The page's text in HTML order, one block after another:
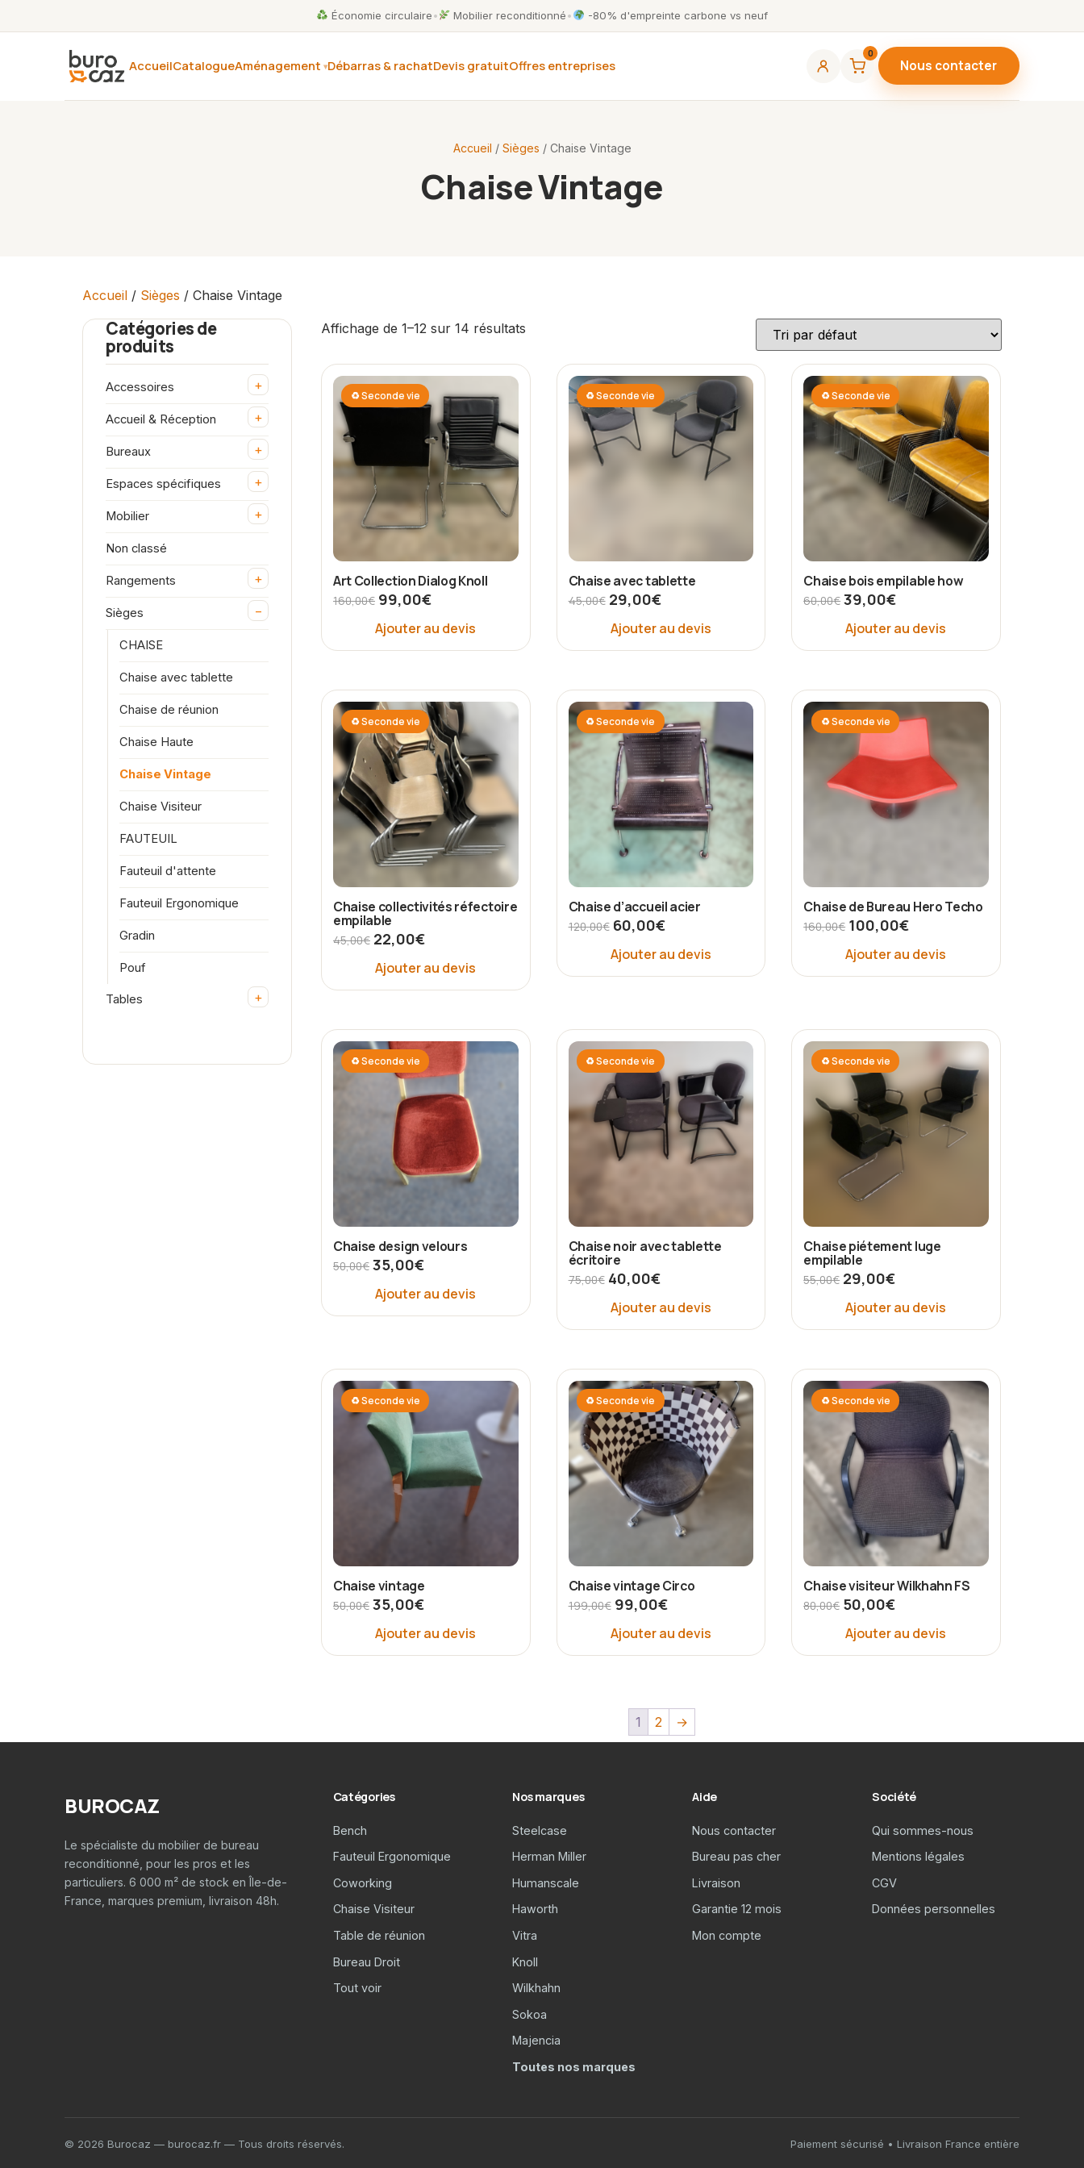
Économie circulaire• Mobilier reconditionné• -80% d'empreinte carbone vs neuf
AccueilCatalogueAménagement Débarras & rachatDevis gratuitOffres entreprises
0
Nous contacter
Accueil / Sièges / Chaise Vintage
Chaise Vintage
Accueil / Sièges / Chaise Vintage
Catégories de
produits
Accessoires +
Accueil & Réception +
Bureaux +
Espaces spécifiques +
Mobilier +
Non classé
Rangements +
Sièges −
CHAISE
Chaise avec tablette
Chaise de réunion
Chaise Haute
Chaise Vintage
Chaise Visiteur
FAUTEUIL
Fauteuil d'attente
Fauteuil Ergonomique
Gradin
Pouf
Tables +
Affichage de 1–12 sur 14 résultats
♻ Seconde vie
Art Collection Dialog Knoll
160,00€ 99,00€
Ajouter au devis
♻ Seconde vie
Chaise avec tablette
45,00€ 29,00€
Ajouter au devis
♻ Seconde vie
Chaise bois empilable how
60,00€ 39,00€
Ajouter au devis
♻ Seconde vie
Chaise collectivités réfectoire
empilable
45,00€ 22,00€
Ajouter au devis
♻ Seconde vie
Chaise d’accueil acier
120,00€ 60,00€
Ajouter au devis
♻ Seconde vie
Chaise de Bureau Hero Techo
160,00€ 100,00€
Ajouter au devis
♻ Seconde vie
Chaise design velours
50,00€ 35,00€
Ajouter au devis
♻ Seconde vie
Chaise noir avec tablette
écritoire
75,00€ 40,00€
Ajouter au devis
♻ Seconde vie
Chaise piétement luge
empilable
55,00€ 29,00€
Ajouter au devis
♻ Seconde vie
Chaise vintage
50,00€ 35,00€
Ajouter au devis
♻ Seconde vie
Chaise vintage Circo
199,00€ 99,00€
Ajouter au devis
♻ Seconde vie
Chaise visiteur Wilkhahn FS
80,00€ 50,00€
Ajouter au devis
1 2 →
BUROCAZ
Le spécialiste du mobilier de bureau
reconditionné, pour les pros et les
particuliers. 6 000 m² de stock en Île-de-
France, marques premium, livraison 48h.
Catégories
Bench
Fauteuil Ergonomique
Coworking
Chaise Visiteur
Table de réunion
Bureau Droit
Tout voir
Nos marques
Steelcase
Herman Miller
Humanscale
Haworth
Vitra
Knoll
Wilkhahn
Sokoa
Majencia
Toutes nos marques
Aide
Nous contacter
Bureau pas cher
Livraison
Garantie 12 mois
Mon compte
Société
Qui sommes-nous
Mentions légales
CGV
Données personnelles
© 2026 Burocaz — burocaz.fr — Tous droits réservés. Paiement sécurisé • Livraison France entière